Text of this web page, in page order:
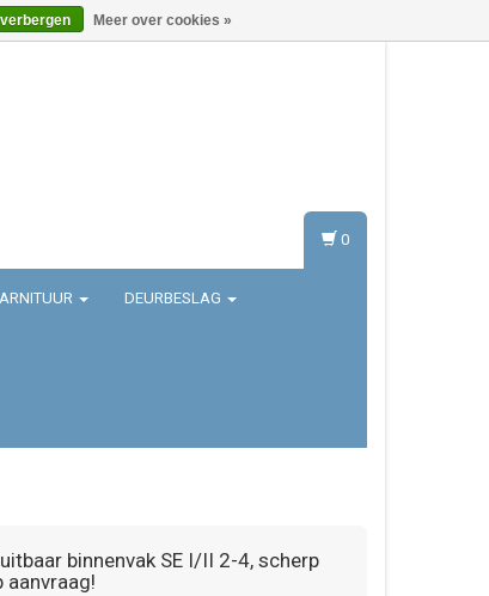
DEURBESLAG
0
binnenvak SE I/II 2-4, scherp
aanvraag!
Meer over cookies »